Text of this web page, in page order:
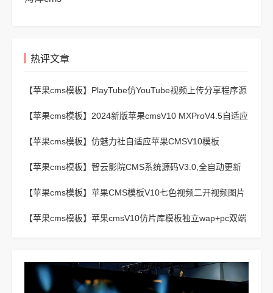
热评文章
【苹果cms模板】 PlayTube仿YouTube视频上传分享程序源
【苹果cms模板】 2024新版苹果cmsV10 MXProV4.5自适应
【苹果cms模板】 仿魅力社自适应苹果CMSV10模板
【苹果cms模板】 智云影院CMS系统源码V3.0,全自动更新
【苹果cms模板】 苹果CMS模板V10七色视频二开视频图片
【苹果cms模板】 苹果cmsV10仿片库模板独立wap+pc双端